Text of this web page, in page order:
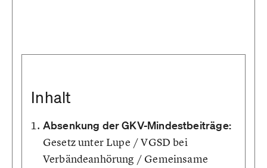
Inhalt
Absenkung der GKV-Mindestbeiträge:
Gesetz unter Lupe / VGSD bei
Verbändeanhörung / Gemeinsame